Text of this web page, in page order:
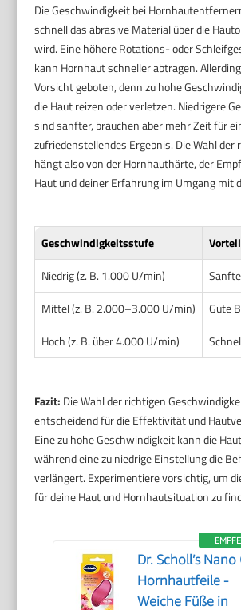
Die Geschwindigkeit bei
schnell das abrasive Material über die
wird. Eine höhere Rotations- oder
kann Hornhaut schneller abtragen.
Vorsicht geboten, denn zu hohe
die Haut reizen oder verletzen. Niedrigere
sind sanfter, brauchen aber mehr Zeit für
zufriedenstellendes Ergebnis. Die Wahl der
hängt also von der Hornhauthärte, der
Haut und deiner Erfahrung im Umgang mit
Geschwindigkeitsstufe
Niedrig (z. B. 1.000 U/min)
Mittel (z. B. 2.000–3.000 U/min)
Gute
Hoch (z. B. über 4.000 U/min)
Fazit: Die Wahl der richtigen
entscheidend für die Effektivität und
Eine zu hohe Geschwindigkeit kann die
während eine zu niedrige Einstellung die
verlängert. Experimentiere vorsichtig, um
für deine Haut und Hornhautsituation zu
Dr. Scholl’s Nano
Hornhautfeile -
Weiche Füße in